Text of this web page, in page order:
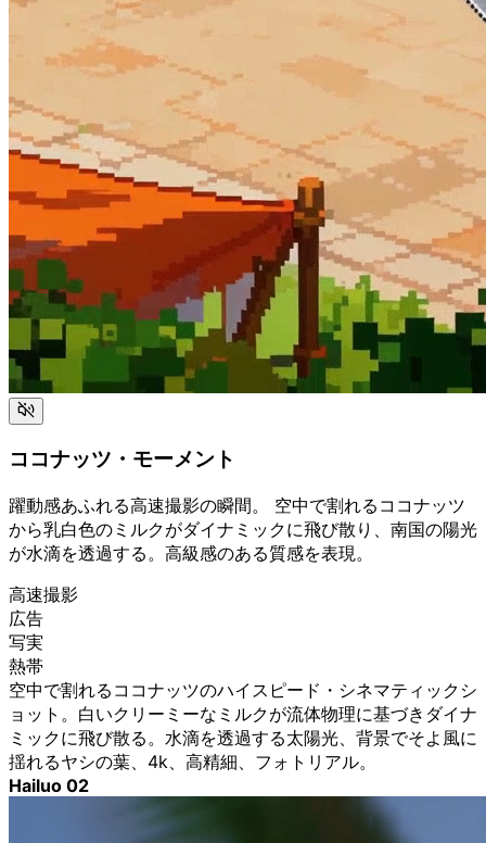
ココナッツ・モーメント
躍動感あふれる高速撮影の瞬間。 空中で割れるココナッツ
から乳白色のミルクがダイナミックに飛び散り、南国の陽光
が水滴を透過する。高級感のある質感を表現。
高速撮影
広告
写実
熱帯
空中で割れるココナッツのハイスピード・シネマティックシ
ョット。白いクリーミーなミルクが流体物理に基づきダイナ
ミックに飛び散る。水滴を透過する太陽光、背景でそよ風に
揺れるヤシの葉、4k、高精細、フォトリアル。
Hailuo 02